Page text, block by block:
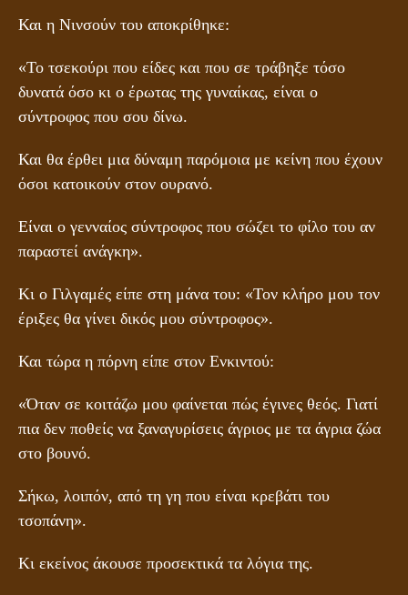
Και η Νινσούν του αποκρίθηκε:
«Το τσεκούρι που είδες και που σε τράβηξε τόσο
δυνατά όσο κι ο έρωτας της γυναίκας, είναι ο
σύντροφος που σου δίνω.
Και θα έρθει μια δύναμη παρόμοια με κείνη που έχουν
όσοι κατοικούν στον ουρανό.
Είναι ο γενναίος σύντροφος που σώζει το φίλο του αν
παραστεί ανάγκη».
Κι ο Γιλγαμές είπε στη μάνα του: «Τον κλήρο μου τον
έριξες θα γίνει δικός μου σύντροφος».
Και τώρα η πόρνη είπε στον Ενκιντού:
«Όταν σε κοιτάζω μου φαίνεται πώς έγινες θεός. Γιατί
πια δεν ποθείς να ξαναγυρίσεις άγριος με τα άγρια ζώα
στο βουνό.
Σήκω, λοιπόν, από τη γη που είναι κρεβάτι του
τσοπάνη».
Κι εκείνος άκουσε προσεκτικά τα λόγια της.